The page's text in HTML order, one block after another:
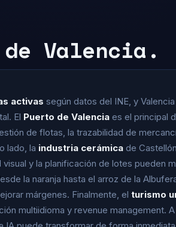
Valencia.
activas según datos del INE, y
El Puerto de Valencia es el principal
de flotas, la trazabilidad de
lado, la industria cerámica de
y la planificación de lotes pueden
la naranja hasta el arroz de la
márgenes. Finalmente, el turismo
multiidioma y revenue management.